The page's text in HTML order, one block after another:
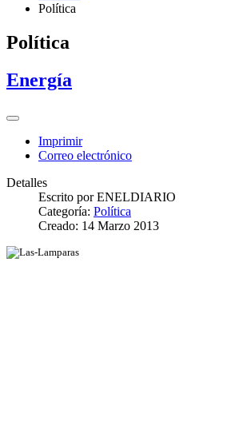
Política
Política
Energía
Imprimir
Correo electrónico
Detalles
Escrito porENELDIARIO
Categoría: Política
Creado: 14 Marzo 2013